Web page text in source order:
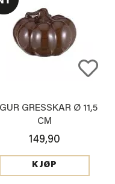
GRESSKAR Ø 11,5
CM
149,90
KJØP